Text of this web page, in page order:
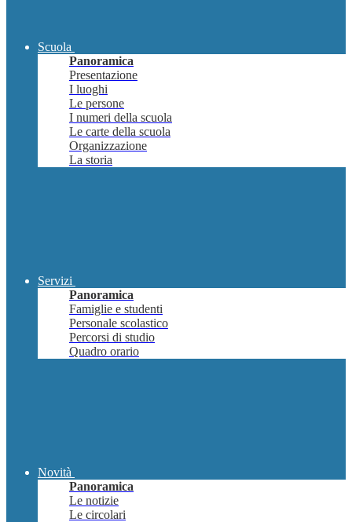
Scuola
Panoramica
Presentazione
I luoghi
Le persone
I numeri della scuola
Le carte della scuola
Organizzazione
La storia
Servizi
Panoramica
Famiglie e studenti
Personale scolastico
Percorsi di studio
Quadro orario
Novità
Panoramica
Le notizie
Le circolari